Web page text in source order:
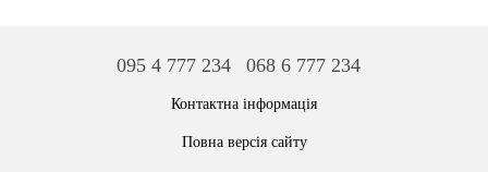
095 4 777 234 068 6 777 234
Контактна інформація
Повна версія сайту